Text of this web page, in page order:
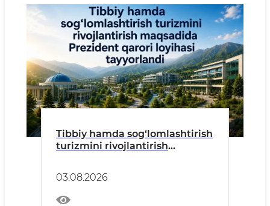
Tibbiy hamda sog‘lomlashtirish
turizmini rivojlantirish
03.08.2026